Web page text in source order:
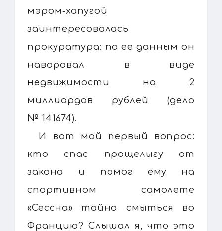
мэром‑хапугой
заинтересовалась
прокуратура: по ее данным он
наворовал в виде
недвижимости на 2
миллиардов рублей (дело
№ 141674).
И вот мой первый вопрос:
кто спас прощелыгу от
закона и помог ему на
спортивном самолете
«Сессна» тайно смыться во
Францию? Слышал я, что это